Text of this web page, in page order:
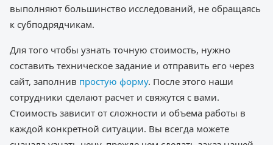
выполняют большинство исследований, не обращаясь
к субподрядчикам.
Для того чтобы узнать точную стоимость, нужно
составить техническое задание и отправить его через
сайт, заполнив простую форму. После этого наши
сотрудники сделают расчет и свяжутся с вами.
Стоимость зависит от сложности и объема работы в
каждой конкретной ситуации. Вы всегда можете